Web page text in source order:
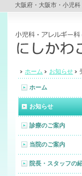
大阪府・大阪市・小児科
ホーム お知らせ
ホーム
お知らせ
診療のご案内
当院のご案内
院長・スタッフの